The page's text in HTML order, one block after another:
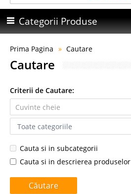
Categorii Produse
Prima Pagina Cautare
Cautare
Criterii de Cautare:
Cauta si in subcategorii
Cauta si in descrierea produselor